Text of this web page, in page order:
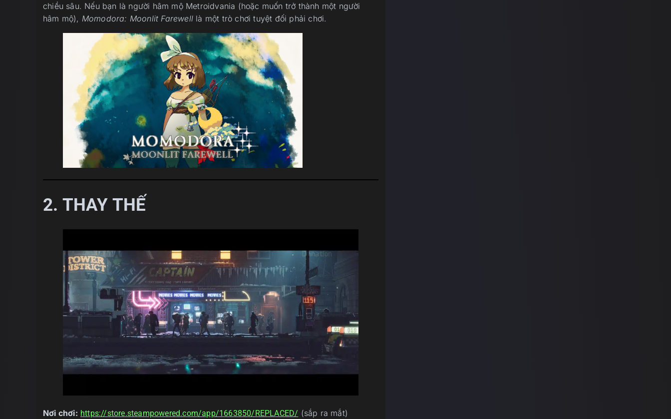
chiều sâu. Nếu bạn là người hâm mộ Metroidvania (hoặc muốn trở thành một người
hâm mộ), Momodora: Moonlit Farewell là một trò chơi tuyệt đối phải chơi.
2. THAY THẾ
Nơi chơi: https://store.steampowered.com/app/1663850/REPLACED/ (sắp ra mắt)